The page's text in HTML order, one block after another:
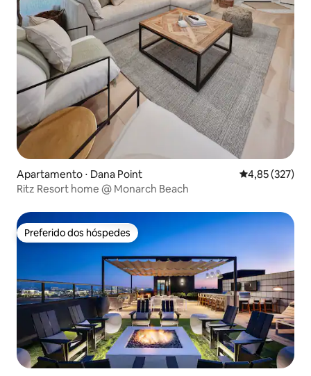
Apartamento ⋅ Dana Point 4,85 de uma
4,85 (327)
Ritz Resort home @ Monarch Beach
Preferido dos hóspedes
Preferido dos hóspedes